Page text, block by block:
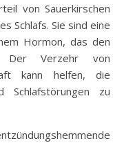
von Sauerkirschen
Schlafs. Sie sind eine
Hormon, das den
Der Verzehr von
kann helfen, die
Schlafstörungen zu